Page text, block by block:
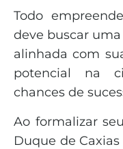
Todo
deve buscar
alinhada com
potencial na
chances de
Ao formalizar
Duque de